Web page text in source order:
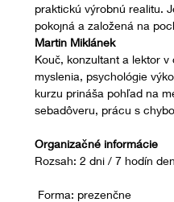
praktickú výrobnú realitu.
pokojná a založená na
Martin Miklánek
Kouč, konzultant a lektor
myslenia, psychológie
kurzu prináša pohľad na
sebadôveru, prácu s
Organizačné informácie
Rozsah: 2 dni / 7 hodín
Forma: prezenčne